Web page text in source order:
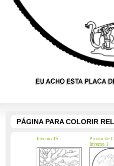
PÁGINA PARA COLORIR
Inverno 15
Picotar de
Inverno 1